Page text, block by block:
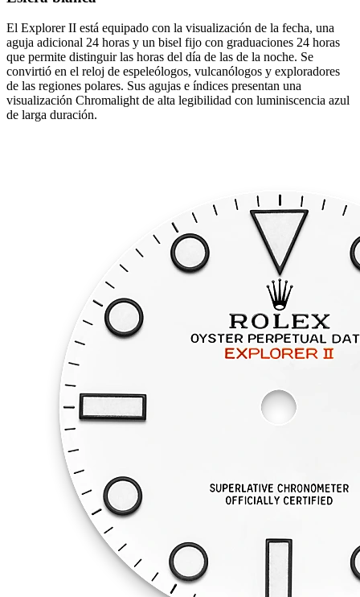
El Explorer II está equipado con la visualización de la fecha, una
aguja adicional 24 horas y un bisel fijo con graduaciones 24 horas
que permite distinguir las horas del día de las de la noche. Se
convirtió en el reloj de espeleólogos, vulcanólogos y exploradores
de las regiones polares. Sus agujas e índices presentan una
visualización Chromalight de alta legibilidad con luminiscencia azul
de larga duración.